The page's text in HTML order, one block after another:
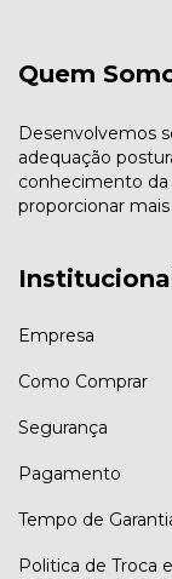
Quem
Desenvolvemos
adequação
conhecimento da
proporcionar
Empresa
Como Comprar
Segurança
Pagamento
Tempo de
Politica de Troca